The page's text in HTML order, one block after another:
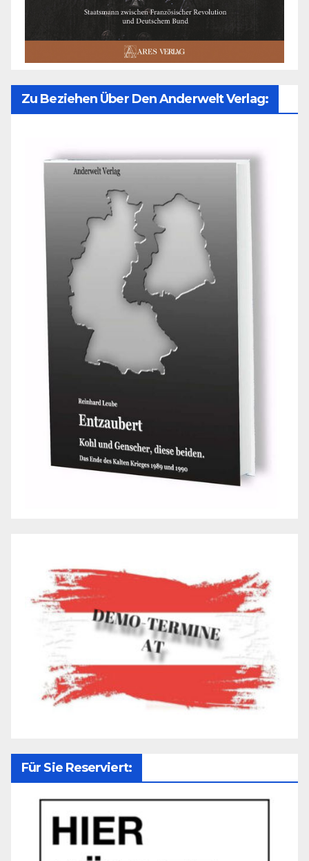
Zu Beziehen Über Den Anderwelt Verlag:
Für Sie Reserviert: